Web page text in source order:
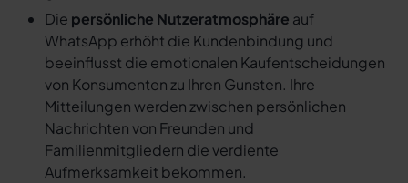
Die persönliche Nutzeratmosphäre auf
WhatsApp erhöht die Kundenbindung und
beeinflusst die emotionalen Kaufentscheidungen
von Konsumenten zu Ihren Gunsten. Ihre
Mitteilungen werden zwischen persönlichen
Nachrichten von Freunden und
Familienmitgliedern die verdiente
Aufmerksamkeit bekommen.